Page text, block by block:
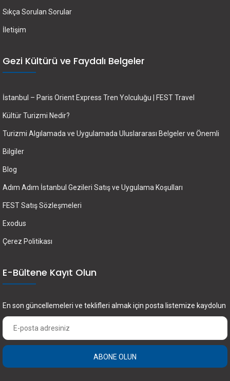
Sıkça Sorulan Sorular
İletişim
Gezi Kültürü ve Faydalı Belgeler
İstanbul – Paris Orient Express Tren Yolculuğu | FEST Travel
Kültür Turizmi Nedir?
Turizmi Algılamada ve Uygulamada Uluslararası Belgeler ve Önemli
Bilgiler
Blog
Adım Adım İstanbul Gezileri Satış ve Uygulama Koşulları
FEST Satış Sözleşmeleri
Exodus
Çerez Politikası
E-Bültene Kayıt Olun
En son güncellemeleri ve teklifleri almak için posta listemize kaydolun
ABONE OLUN